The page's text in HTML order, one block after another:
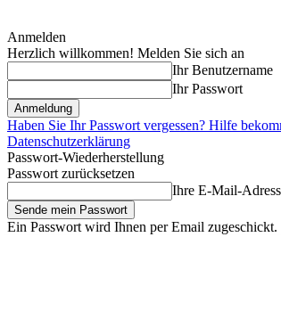
Anmelden
Herzlich willkommen! Melden Sie sich an
Ihr Benutzername
Ihr Passwort
Haben Sie Ihr Passwort vergessen? Hilfe
Datenschutzerklärung
Passwort-Wiederherstellung
Passwort zurücksetzen
Ihre E-Mail-
Ein Passwort wird Ihnen per Email zugeschickt.